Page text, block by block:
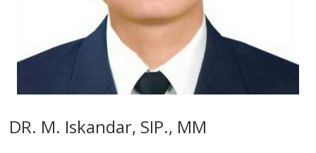
DR. M. Iskandar, SIP., MM